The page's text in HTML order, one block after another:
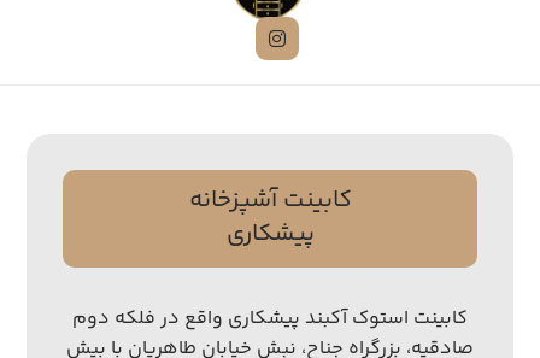
کابینت آشپزخانه
پیشکاری
کابینت استوک آکبند پیشکاری واقع در فلکه دوم
صادقیه، بزرگراه جناح، نبش خیابان طاهریان با بیش